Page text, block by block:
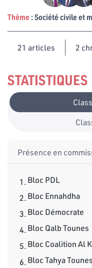
STATISTIQUES
1.Bloc PDL
2.Bloc Ennahdha
3.Bloc Démocrate
4.Bloc Qalb Tounes
5.Bloc Coalition Al
6.Bloc Tahya Tounes
Thème: Société civile et
21 articles 2